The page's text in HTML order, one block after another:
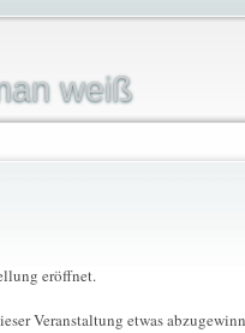
weiß
eröffnet.
Veranstaltung etwas